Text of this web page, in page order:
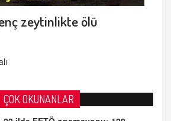
zeytinlikte ölü
ÇOK OKUNANLAR